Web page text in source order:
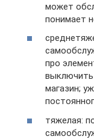
может
понимает
про
выключить
магазин;
тяжелая: